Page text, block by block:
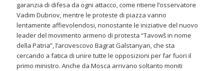
garanzia di difesa da ogni attacco, come ritiene l’osservatore
Vadim Dubnov, mentre le proteste di piazza vanno
lentamente affievolendosi, nonostante le iniziative del nuovo
leader del movimento armeno di protesta “Tavowš in nome
della Patria”, l’arcivescovo Bagrat Galstanyan, che sta
cercando a fatica di unire tutte le opposizioni per far fuori il
primo ministro. Anche da Mosca arrivano soltanto moniti